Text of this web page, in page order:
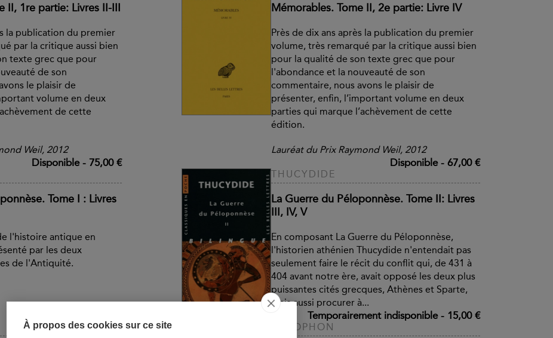
À propos des cookies sur ce site
II, 1re partie: Livres II-III
la publication du premier
par la critique aussi bien
texte grec que pour
de son
le plaisir de
volume en deux
de cette
Weil, 2012
Disponible- 75,00 €
Mémorables. Tome II, 2e partie: Livre IV
Près de dix ans après la publication du premier
volume, très remarqué par la critique aussi bien
pour la qualité de son texte grec que pour
l'abondance et la nouveauté de son
commentaire, nous avons le plaisir de
présenter, enfin, l’important volume en deux
parties qui marque l’achèvement de cette
édition.
Lauréat du Prix Raymond Weil, 2012
Disponible- 67,00 €
Tome I : Livres
l'histoire antique en
par les deux
de l'Antiquité.
THUCYDIDE
La Guerre du Péloponnèse. Tome II: Livres
III, IV, V
En composant La Guerre du Péloponnèse,
l'historien athénien Thucydide n'entendait pas
seulement faire le récit du conflit qui, de 431 à
404 avant notre ère, avait opposé les deux plus
puissantes cités grecques, Athènes et Sparte,
mais aussi procurer à...
Temporairement indisponible- 15,00 €
XÉNOPHON